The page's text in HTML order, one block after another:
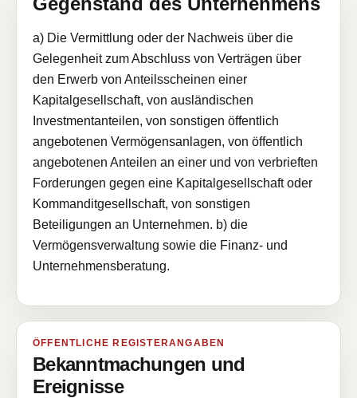
a) Die Vermittlung oder der Nachweis über die
Gelegenheit zum Abschluss von Verträgen über
den Erwerb von Anteilsscheinen einer
Kapitalgesellschaft, von ausländischen
Investmentanteilen, von sonstigen öffentlich
angebotenen Vermögensanlagen, von öffentlich
angebotenen Anteilen an einer und von verbrieften
Forderungen gegen eine Kapitalgesellschaft oder
Kommanditgesellschaft, von sonstigen
Beteiligungen an Unternehmen. b) die
Vermögensverwaltung sowie die Finanz- und
Unternehmensberatung.
ÖFFENTLICHE REGISTERANGABEN
Bekanntmachungen und
Ereignisse